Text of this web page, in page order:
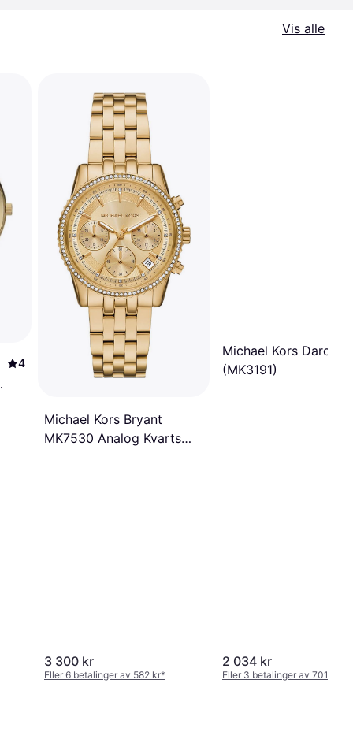
Vis alle
4
Michael Kors Bryant
MK7530 Analog Kvarts
3 300 kr
Eller 6 betalinger av 582 kr*
Michael Kors Darci
(MK3191)
2 034 kr
Eller 3 betalinger av 701 kr